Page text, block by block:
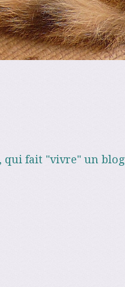
qui fait "vivre" un blog